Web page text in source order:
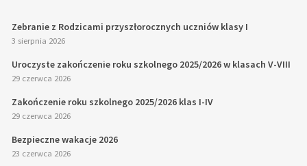
Zebranie z Rodzicami przyszłorocznych uczniów klasy I
3 sierpnia 2026
Uroczyste zakończenie roku szkolnego 2025/2026 w klasach V-VIII
29 czerwca 2026
Zakończenie roku szkolnego 2025/2026 klas I-IV
29 czerwca 2026
Bezpieczne wakacje 2026
23 czerwca 2026